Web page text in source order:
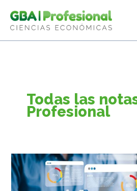
contenido
Todas las
Profesional
La
inversión
de